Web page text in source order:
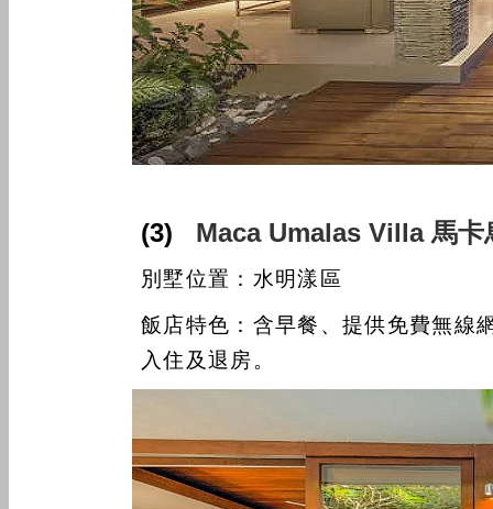
(3) Maca Umalas Villa 馬卡
別墅位置：水明漾區
飯店特色：含早餐、提供免費無線
入住及退房。